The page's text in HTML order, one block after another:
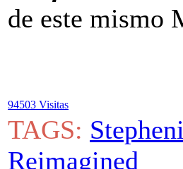
de este mismo
94503 Visitas
TAGS:
Reimagined